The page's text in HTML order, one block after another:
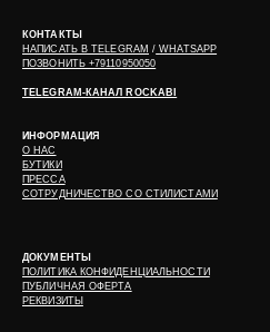
КОНТАКТЫ
НАПИСАТЬ ВTELEGRAM / WHATSAPP
ПОЗВОНИТЬ +79110950050
TELEGRAM-КАНАЛ ROCKABI
ИНФОРМАЦИЯ
О НАС
БУТИКИ
ПРЕССА
СОТРУДНИЧЕСТВО СО СТИЛИСТАМИ
ДОКУМЕНТЫ
ПОЛИТИКА КОНФИДЕНЦИАЛЬНОСТИ
ПУБЛИЧНАЯ ОФЕРТА
РЕКВИЗИТЫ